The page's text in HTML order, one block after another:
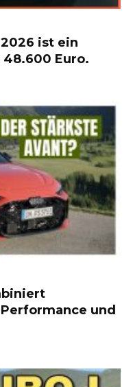
ist ein
48.600 Euro.
und